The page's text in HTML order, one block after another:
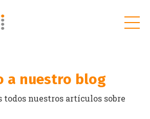
a nuestro blog
nuestros artículos sobre